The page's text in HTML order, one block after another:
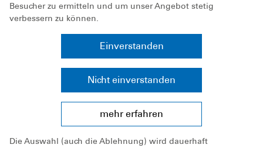
Besucher zu ermitteln und um unser Angebot stetig
verbessern zu können.
Einverstanden
Nicht einverstanden
mehr erfahren
Die Auswahl (auch die Ablehnung) wird dauerhaft
Landesverband Nordrhein e.V.